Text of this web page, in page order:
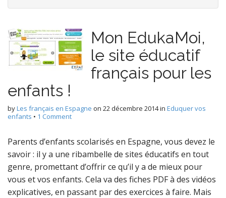
Mon EdukaMoi,
le site éducatif
français pour les
enfants !
byLes français en Espagne on 22 décembre 2014in Eduquer vos
enfants • 1 Comment
Parents d’enfants scolarisés en Espagne, vous devez le
savoir : il y a une ribambelle de sites éducatifs en tout
genre, promettant d’offrir ce qu’il y a de mieux pour
vous et vos enfants. Cela va des fiches PDF à des vidéos
explicatives, en passant par des exercices à faire. Mais